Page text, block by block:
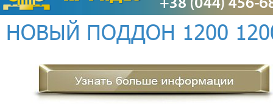
НОВЫЙ ПОДДОН 1200